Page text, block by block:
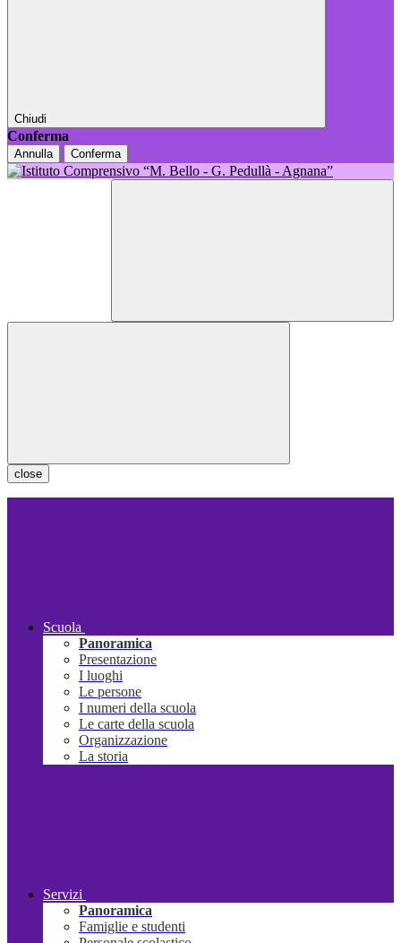
Chiudi
Conferma
Annulla Conferma
close
Scuola
Panoramica
Presentazione
I luoghi
Le persone
I numeri della scuola
Le carte della scuola
Organizzazione
La storia
Servizi
Panoramica
Famiglie e studenti